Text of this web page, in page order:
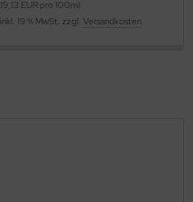
19,13 EUR pro 100ml
inkl. 19 % MwSt. zzgl. Versandkosten